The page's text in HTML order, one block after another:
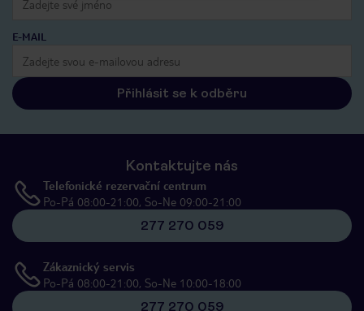
E-MAIL
Přihlásit se k odběru
Kontaktujte nás
Telefonické rezervační centrum
Po-Pá 08:00-21:00, So-Ne 09:00-21:00
277 270 059
Zákaznický servis
Po-Pá 08:00-21:00, So-Ne 10:00-18:00
277 270 059